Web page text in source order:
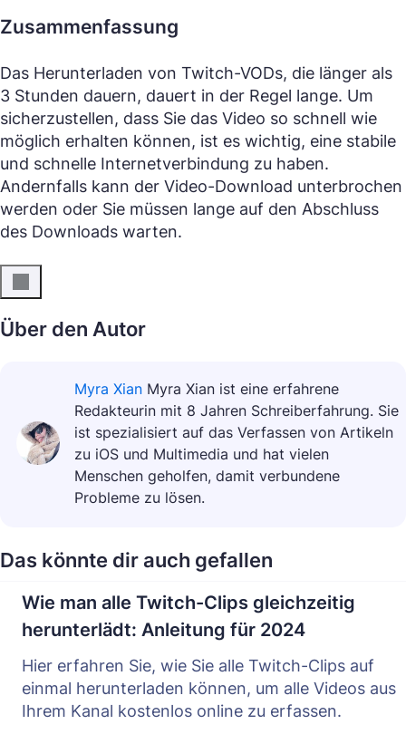
Zusammenfassung
Das Herunterladen von Twitch-VODs, die länger als
3 Stunden dauern, dauert in der Regel lange. Um
sicherzustellen, dass Sie das Video so schnell wie
möglich erhalten können, ist es wichtig, eine stabile
und schnelle Internetverbindung zu haben.
Andernfalls kann der Video-Download unterbrochen
werden oder Sie müssen lange auf den Abschluss
des Downloads warten.
Über den Autor
Myra Xian Myra Xian ist eine erfahrene
Redakteurin mit 8 Jahren Schreiberfahrung. Sie
ist spezialisiert auf das Verfassen von Artikeln
zu iOS und Multimedia und hat vielen
Menschen geholfen, damit verbundene
Probleme zu lösen.
Das könnte dir auch gefallen
Wie man alle Twitch-Clips gleichzeitig
herunterlädt: Anleitung für 2024
Hier erfahren Sie, wie Sie alle Twitch-Clips auf
einmal herunterladen können, um alle Videos aus
Ihrem Kanal kostenlos online zu erfassen.